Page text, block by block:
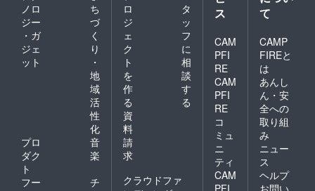
ノロ
ジー
・ガ
ジェ
ット
ち
づ
く
り
・
地
域
活
性
化
プロ
ダク
ト
音
楽
フー
チ
ロ
ジ
ェ
ク
ト
を
作
る
タ
ッ
フ
に
相
談
す
る
資
料
請
求
クラウドファ
ス
CAM
PFI
RE
CAM
PFI
RE
コ
ミュ
ニ
ティ
CAM
PFI
て
CAMP
FIREと
は
あんし
ん・安
全への
取り組
み
ニュー
ス
ヘルプ
お問い